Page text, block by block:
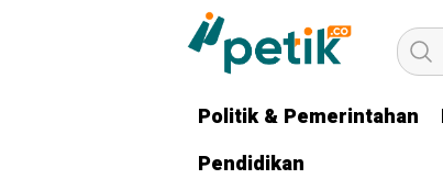
Politik & Pemerintahan
Pendidikan
Politik & Pemerintahan
Pendidikan